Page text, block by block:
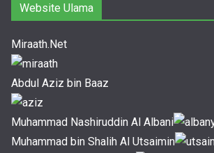
Website Ulama
Miraath.Net
Abdul Aziz bin Baaz
Muhammad Nashiruddin Al Albani
Muhammad bin Shalih Al Utsaimin